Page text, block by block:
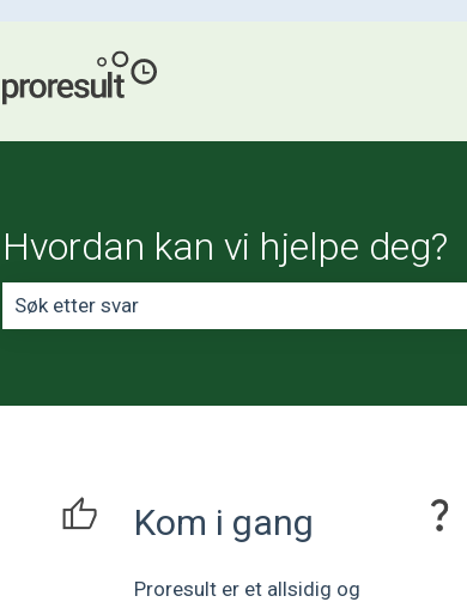
Hvordan kan vi hjelpe deg?
Kom i gang
Proresult er et allsidig og